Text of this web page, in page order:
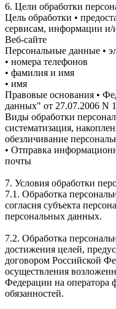
6. Цели обработки
Цель обработки •
сервисам, информации и/
Веб-сайте
Персональные данные •
• номера телефонов
• фамилия и имя
• имя
Правовые основания •
данных" от 27.07.2006 N
Виды обработки
систематизация,
обезличивание
• Отправка
почты
7. Условия обработки
7.1. Обработка
согласия субъекта
персональных данных.
7.2. Обработка
достижения целей,
договором Российской
осуществления
Федерации на
обязанностей.